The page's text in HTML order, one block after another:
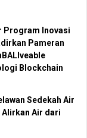
Program Inovasi
Pameran
Blockchain
Sedekah Air
Air dari